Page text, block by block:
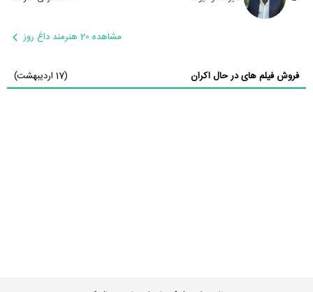
مشاهده 20 هنرمند داغ روز
فروش فیلم های در حال اکران (17 اردیبهشت)